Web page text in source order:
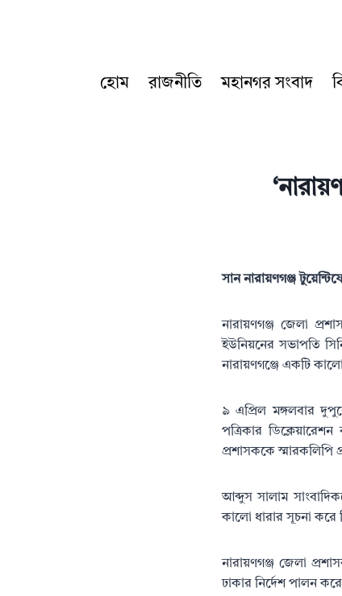
হোম
রাজনীতি মহানগর সংবাদ
সান নারায়ণগঞ্জ
নারায়ণগঞ্জ জেলা
ইউনিয়নের সভাপতি
নারায়ণগঞ্জে একটি
৯ এপ্রিল মঙ্গলবার
পত্রিকার
প্রশাসককে স্মারকলিপি
আব্দুস সালাম
কালো ধারার সূচনা করে
নারায়ণগঞ্জ জেলা
ঢাকার নির্দেশ পালন